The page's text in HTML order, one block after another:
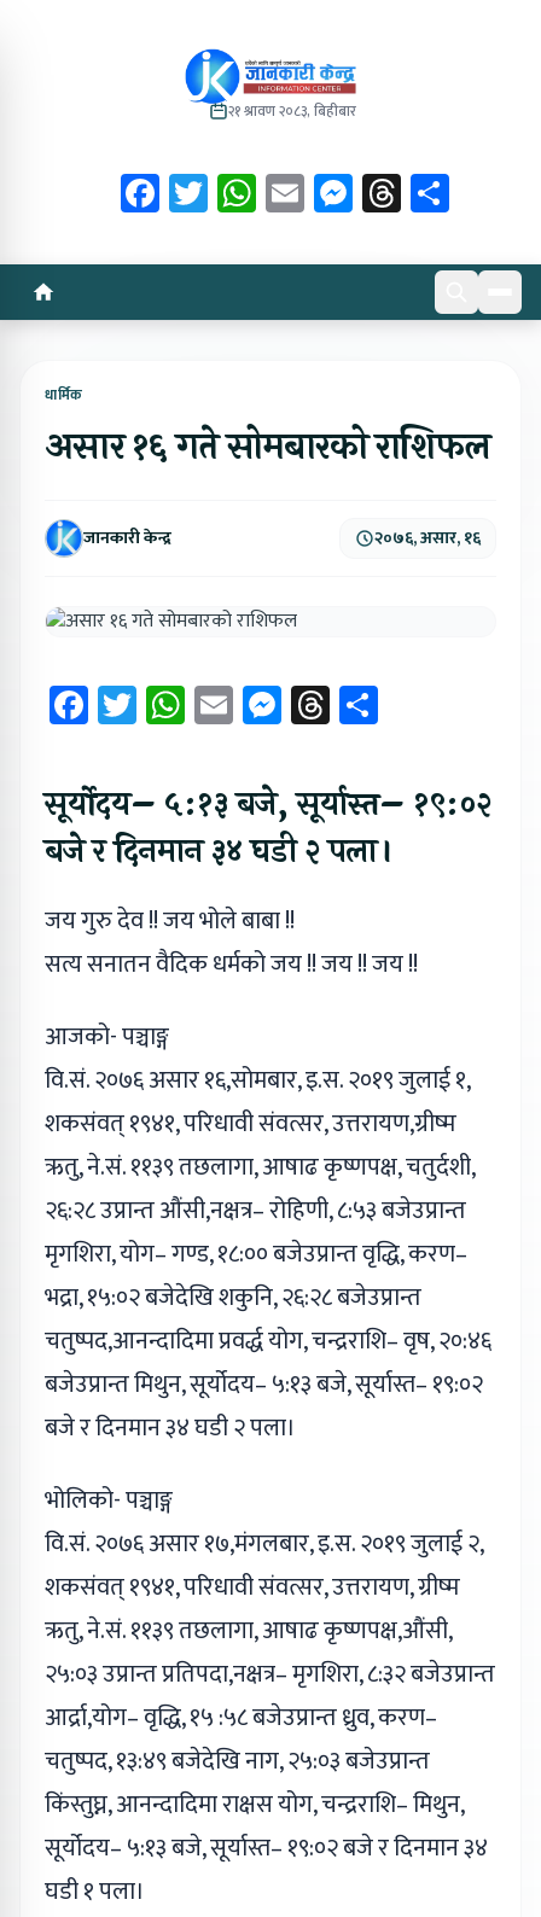
२१ श्रावण २०८३, बिहीबार
Facebook
Twitter
WhatsApp
EmailMessenger
Threads
धार्मिक
असार १६ गते सोमबारको राशिफल
जानकारी केन्द्र २०७६, असार, १६
Facebook
Twitter
WhatsApp
EmailMessenger
Threads
सूर्योदय– ५:१३ बजे, सूर्यास्त– १९:०२
बजे र दिनमान ३४ घडी २ पला।
जय गुरु देव !! जय भोले बाबा !!
सत्य सनातन वैदिक धर्मको जय !! जय !! जय !!
आजको- पञ्चाङ्ग
वि.सं. २०७६ असार १६,सोमबार, इ.स. २०१९ जुलाई १,
शकसंवत् १९४१, परिधावी संवत्सर, उत्तरायण,ग्रीष्म
ऋतु, ने.सं. ११३९ तछलागा, आषाढ कृष्णपक्ष, चतुर्दशी,
२६:२८ उप्रान्त औंसी,नक्षत्र– रोहिणी, ८:५३ बजेउप्रान्त
मृगशिरा, योग– गण्ड, १८:०० बजेउप्रान्त वृद्धि, करण–
भद्रा, १५:०२ बजेदेखि शकुनि, २६:२८ बजेउप्रान्त
चतुष्पद,आनन्दादिमा प्रवर्द्ध योग, चन्द्रराशि– वृष, २०:४६
बजेउप्रान्त मिथुन, सूर्योदय– ५:१३ बजे, सूर्यास्त– १९:०२
बजे र दिनमान ३४ घडी २ पला।
भोलिको- पञ्चाङ्ग
वि.सं. २०७६ असार १७,मंगलबार, इ.स. २०१९ जुलाई २,
शकसंवत् १९४१, परिधावी संवत्सर, उत्तरायण, ग्रीष्म
ऋतु, ने.सं. ११३९ तछलागा, आषाढ कृष्णपक्ष,औंसी,
२५:०३ उप्रान्त प्रतिपदा,नक्षत्र– मृगशिरा, ८:३२ बजेउप्रान्त
आर्द्रा,योग– वृद्धि, १५ :५८ बजेउप्रान्त ध्रुव, करण–
चतुष्पद, १३:४९ बजेदेखि नाग, २५:०३ बजेउप्रान्त
किंस्तुघ्न, आनन्दादिमा राक्षस योग, चन्द्रराशि– मिथुन,
सूर्योदय– ५:१३ बजे, सूर्यास्त– १९:०२ बजे र दिनमान ३४
घडी १ पला।